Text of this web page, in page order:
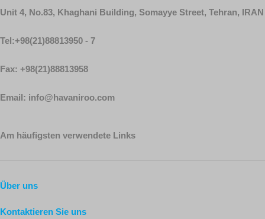
Unit 4, No.83, Khaghani Building, Somayye Street, Tehran, IRAN
Tel:+98(21)88813950 - 7
Fax: +98(21)88813958
Email: info@havaniroo.com
Am häufigsten verwendete Links
Über uns
Kontaktieren Sie uns